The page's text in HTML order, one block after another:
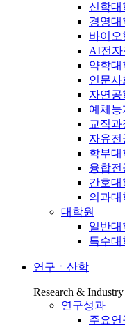
신학대
경영대
바이
AI전자
약학대
인문사
자연공
예체능
교직과
자유전
학부대
융합전
간호대
의과대
대학원
일반대
특수대
연구ㆍ산학
Research & Industry
연구성과
주요